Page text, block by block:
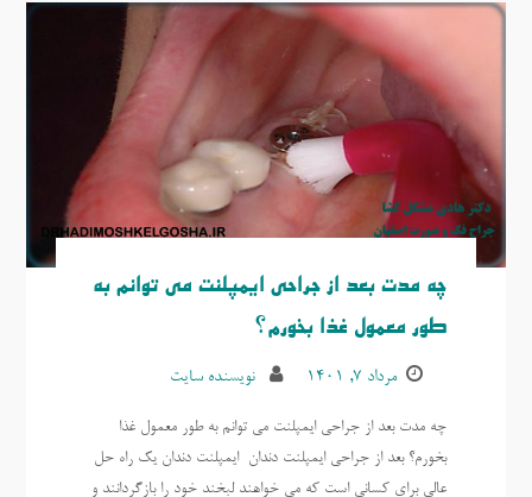
چه مدت بعد از جراحی ایمپلنت می توانم به
طور معمول غذا بخورم؟
مرداد ۷, ۱۴۰۱ نویسنده سایت
چه مدت بعد از جراحی ایمپلنت می توانم به طور معمول غذا
بخورم؟ بعد از جراحی ایمپلنت دندان ایمپلنت دندان یک راه حل
عالی برای کسانی است که می خواهند لبخند خود را بازگردانند و